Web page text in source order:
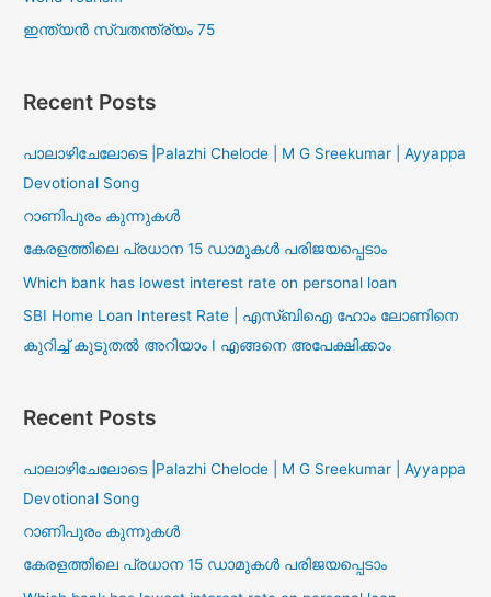
ഇന്ത്യൻ സ്വതന്ത്ര്യം 75
Recent Posts
പാലാഴിചേലോടെ |Palazhi Chelode | M G Sreekumar | Ayyappa
Devotional Song
റാണിപുരം കുന്നുകൾ
കേരളത്തിലെ പ്രധാന 15 ഡാമുകൾ പരിജയപ്പെടാം
Which bank has lowest interest rate on personal loan
SBI Home Loan Interest Rate | എസ്ബിഐ ഹോം ലോണിനെ
കുറിച്ച് കുടുതൽ അറിയാം I എങ്ങനെ അപേക്ഷിക്കാം
Recent Posts
പാലാഴിചേലോടെ |Palazhi Chelode | M G Sreekumar | Ayyappa
Devotional Song
റാണിപുരം കുന്നുകൾ
കേരളത്തിലെ പ്രധാന 15 ഡാമുകൾ പരിജയപ്പെടാം